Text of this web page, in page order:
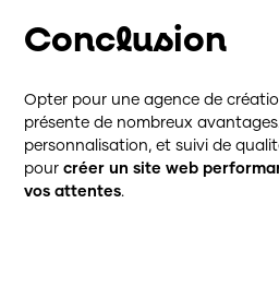
Conclusion
Opter pour une agence de
présente de nombreux
personnalisation, et suivi de
pourcréer un site web
vos attentes.